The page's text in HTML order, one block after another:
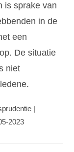
is sprake van
in de
een
De situatie
niet
|
2023